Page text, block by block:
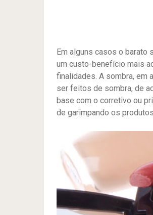
Em alguns casos o barato
um custo-benefício mais
finalidades. A sombra, em
ser feitos de sombra, de
base com o corretivo ou
de garimpando os